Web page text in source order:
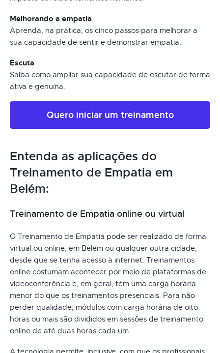
Melhorando a empatia
Aprenda, na prática, os cinco passos para melhorar a
sua capacidade de sentir e demonstrar empatia.
Escuta
Saiba como ampliar sua capacidade de escutar de forma
ativa e genuína.
Quero iniciar um treinamento
Entenda as aplicações do
Treinamento de Empatia em
Belém:
Treinamento de Empatia online ou virtual
O Treinamento de Empatia pode ser realizado de forma
virtual ou online, em Belém ou qualquer outra cidade,
desde que se tenha acesso à internet. Treinamentos
online costumam acontecer por meio de plataformas de
videoconferência e, em geral, têm uma carga horária
menor do que os treinamentos presenciais. Para não
perder qualidade, módulos com carga horária de oito
horas ou mais são divididos em sessões de treinamento
online de até duas horas cada um.